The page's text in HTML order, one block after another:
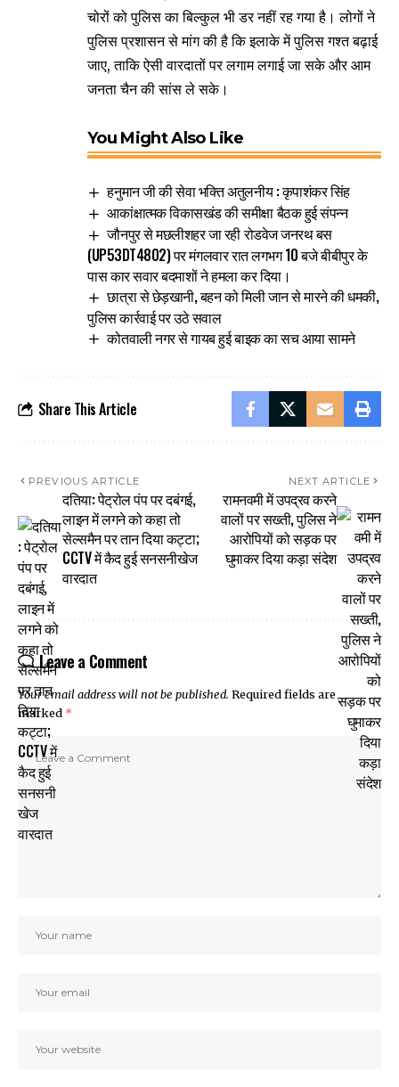
चोरों को पुलिस का बिल्कुल भी डर नहीं रह गया है। लोगों ने
पुलिस प्रशासन से मांग की है कि इलाके में पुलिस गश्त बढ़ाई
जाए, ताकि ऐसी वारदातों पर लगाम लगाई जा सके और आम
जनता चैन की सांस ले सके।
You Might Also Like
हनुमान जी की सेवा भक्ति अतुलनीय : कृपाशंकर सिंह
आकांक्षात्मक विकासखंड की समीक्षा बैठक हुई संपन्न
जौनपुर से मछलीशहर जा रही रोडवेज जनरथ बस
(UP53DT4802) पर मंगलवार रात लगभग 10 बजे बीबीपुर के
पास कार सवार बदमाशों ने हमला कर दिया।
छात्रा से छेड़खानी, बहन को मिली जान से मारने की धमकी,
पुलिस कार्रवाई पर उठे सवाल
कोतवाली नगर से गायब हुई बाइक का सच आया सामने
Share This Article
PREVIOUS ARTICLE
दतिया: पेट्रोल पंप पर दबंगई,
लाइन में लगने को कहा तो
सेल्समैन पर तान दिया कट्टा;
CCTV में कैद हुई सनसनीखेज
वारदात
NEXT ARTICLE
रामनवमी में उपद्रव करने
वालों पर सख्ती, पुलिस ने
आरोपियों को सड़क पर
घुमाकर दिया कड़ा संदेश
Leave a Comment
Your email address will not be published. Required fields are
marked *